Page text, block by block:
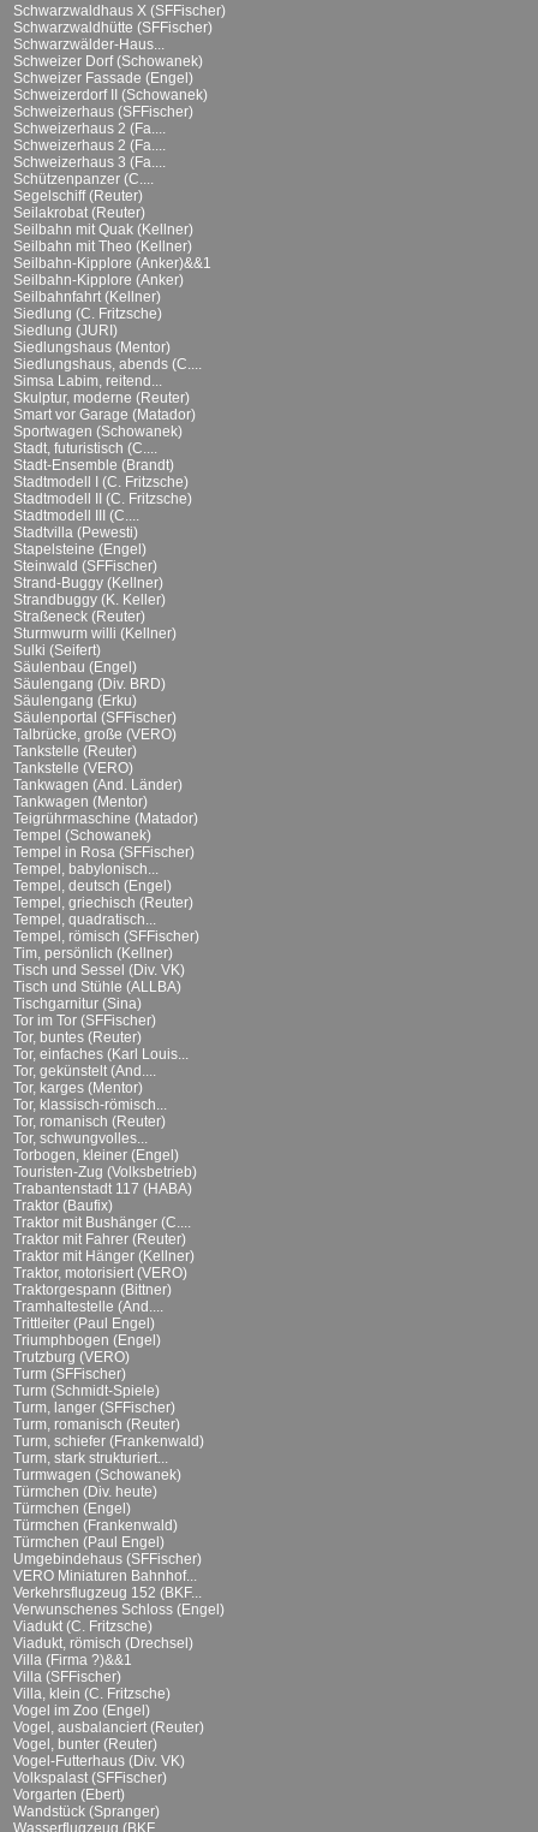
Schwarzwaldhaus X (SFFischer)
Schwarzwaldhütte (SFFischer)
Schwarzwälder-Haus...
Schweizer Dorf (Schowanek)
Schweizer Fassade (Engel)
Schweizerdorf II (Schowanek)
Schweizerhaus (SFFischer)
Schweizerhaus 2 (Fa....
Schweizerhaus 2 (Fa....
Schweizerhaus 3 (Fa....
Schützenpanzer (C....
Segelschiff (Reuter)
Seilakrobat (Reuter)
Seilbahn mit Quak (Kellner)
Seilbahn mit Theo (Kellner)
Seilbahn-Kipplore (Anker)&&1
Seilbahn-Kipplore (Anker)
Seilbahnfahrt (Kellner)
Siedlung (C. Fritzsche)
Siedlung (JURI)
Siedlungshaus (Mentor)
Siedlungshaus, abends (C....
Simsa Labim, reitend...
Skulptur, moderne (Reuter)
Smart vor Garage (Matador)
Sportwagen (Schowanek)
Stadt, futuristisch (C....
Stadt-Ensemble (Brandt)
Stadtmodell I (C. Fritzsche)
Stadtmodell II (C. Fritzsche)
Stadtmodell III (C....
Stadtvilla (Pewesti)
Stapelsteine (Engel)
Steinwald (SFFischer)
Strand-Buggy (Kellner)
Strandbuggy (K. Keller)
Straßeneck (Reuter)
Sturmwurm willi (Kellner)
Sulki (Seifert)
Säulenbau (Engel)
Säulengang (Div. BRD)
Säulengang (Erku)
Säulenportal (SFFischer)
Talbrücke, große (VERO)
Tankstelle (Reuter)
Tankstelle (VERO)
Tankwagen (And. Länder)
Tankwagen (Mentor)
Teigrührmaschine (Matador)
Tempel (Schowanek)
Tempel in Rosa (SFFischer)
Tempel, babylonisch...
Tempel, deutsch (Engel)
Tempel, griechisch (Reuter)
Tempel, quadratisch...
Tempel, römisch (SFFischer)
Tim, persönlich (Kellner)
Tisch und Sessel (Div. VK)
Tisch und Stühle (ALLBA)
Tischgarnitur (Sina)
Tor im Tor (SFFischer)
Tor, buntes (Reuter)
Tor, einfaches (Karl Louis...
Tor, gekünstelt (And....
Tor, karges (Mentor)
Tor, klassisch-römisch...
Tor, romanisch (Reuter)
Tor, schwungvolles...
Torbogen, kleiner (Engel)
Touristen-Zug (Volksbetrieb)
Trabantenstadt 117 (HABA)
Traktor (Baufix)
Traktor mit Bushänger (C....
Traktor mit Fahrer (Reuter)
Traktor mit Hänger (Kellner)
Traktor, motorisiert (VERO)
Traktorgespann (Bittner)
Tramhaltestelle (And....
Trittleiter (Paul Engel)
Triumphbogen (Engel)
Trutzburg (VERO)
Turm (SFFischer)
Turm (Schmidt-Spiele)
Turm, langer (SFFischer)
Turm, romanisch (Reuter)
Turm, schiefer (Frankenwald)
Turm, stark strukturiert...
Turmwagen (Schowanek)
Türmchen (Div. heute)
Türmchen (Engel)
Türmchen (Frankenwald)
Türmchen (Paul Engel)
Umgebindehaus (SFFischer)
VERO Miniaturen Bahnhof...
Verkehrsflugzeug 152 (BKF...
Verwunschenes Schloss (Engel)
Viadukt (C. Fritzsche)
Viadukt, römisch (Drechsel)
Villa (Firma ?)&&1
Villa (SFFischer)
Villa, klein (C. Fritzsche)
Vogel im Zoo (Engel)
Vogel, ausbalanciert (Reuter)
Vogel, bunter (Reuter)
Vogel-Futterhaus (Div. VK)
Volkspalast (SFFischer)
Vorgarten (Ebert)
Wandstück (Spranger)
Wasserflugzeug (BKF